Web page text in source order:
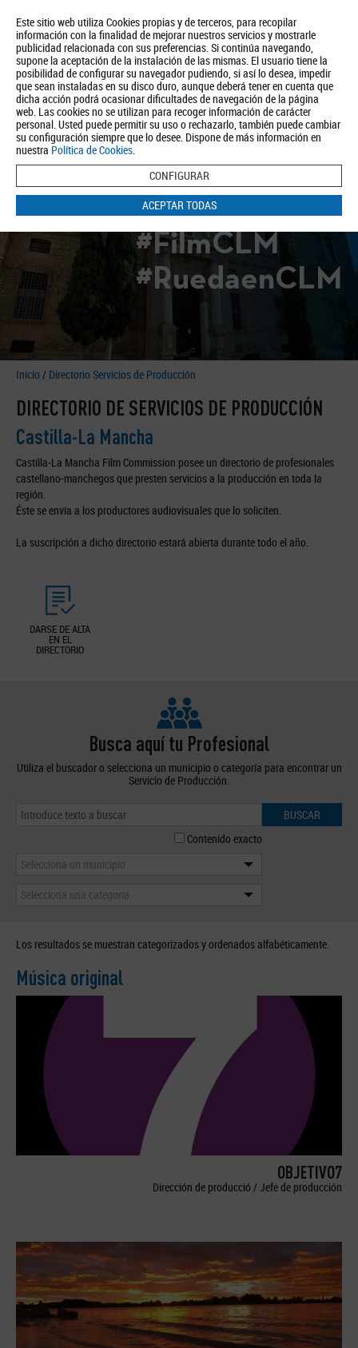
Este sitio web utiliza Cookies propias y de terceros, para recopilar
información con la finalidad de mejorar nuestros servicios y mostrarle
publicidad relacionada con sus preferencias. Si continúa navegando,
supone la aceptación de la instalación de las mismas. El usuario tiene la
posibilidad de configurar su navegador pudiendo, si así lo desea, impedir
que sean instaladas en su disco duro, aunque deberá tener en cuenta que
dicha acción podrá ocasionar dificultades de navegación de la página
web. Las cookies no se utilizan para recoger información de carácter
personal. Usted puede permitir su uso o rechazarlo, también puede cambiar
su configuración siempre que lo desee. Dispone de más información en
nuestra Política de Cookies.
CONFIGURAR
ACEPTAR TODAS
Quiénes somos Turismo Política de Privacidad Aviso Legal
Política de Cookies
BUSCAR
#FilmCLM
#RuedaenCLM
Inicio / Directorio Servicios de Producción
DIRECTORIO DE SERVICIOS DE PRODUCCIÓN
Castilla-La Mancha
Castilla-La Mancha Film Commission posee un directorio de profesionales
castellano-manchegos que presten servicios a la producción en toda la
región.
Éste se envía a los productores audiovisuales que lo soliciten.
La suscripción a dicho directorio estará abierta durante todo el año.
DARSE DE ALTA
EN EL
DIRECTORIO
Busca aquí tu Profesional
Utiliza el buscador o selecciona un municipio o categoría para encontrar un
Servicio de Producción.
BUSCAR
Contenido exacto
Selecciona un municipio
Selecciona una categoría
Los resultados se muestran categorizados y ordenados alfabéticamente.
Música original
OBJETIVO7
Dirección de producció / Jefe de producción